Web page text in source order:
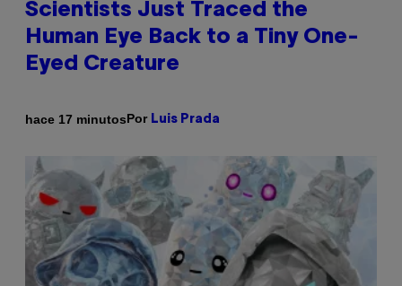
Scientists Just Traced the
Human Eye Back to a Tiny One-
Eyed Creature
hace 17 minutosPor Luis Prada